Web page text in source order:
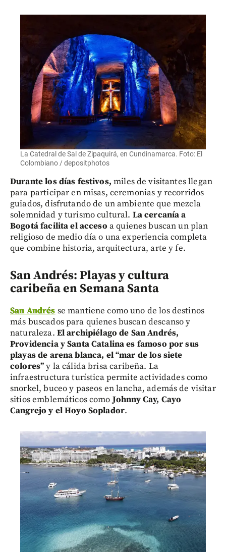
La Catedral de Sal de Zipaquirá, en Cundinamarca. Foto: El
Colombiano / depositphotos
Durante los días festivos,miles de visitantes llegan
para participar en misas, ceremonias y recorridos
guiados, disfrutando de un ambiente que mezcla
solemnidad y turismo cultural. La cercanía a
Bogotá facilita el acceso a quienes buscan un plan
religioso de medio día o una experiencia completa
que combine historia, arquitectura, arte y fe.
San Andrés: Playas y cultura
caribeña en Semana Santa
San Andrés se mantiene como uno de los destinos
más buscados para quienes buscan descanso y
naturaleza. El archipiélago de San Andrés,
Providencia y Santa Catalina es famoso por sus
playas de arena blanca, el “mar de los siete
colores”y la cálida brisa caribeña. La
infraestructura turística permite actividades como
snorkel, buceo y paseos en lancha, además de visitar
sitios emblemáticos comoJohnny Cay, Cayo
Cangrejo y el Hoyo Soplador.